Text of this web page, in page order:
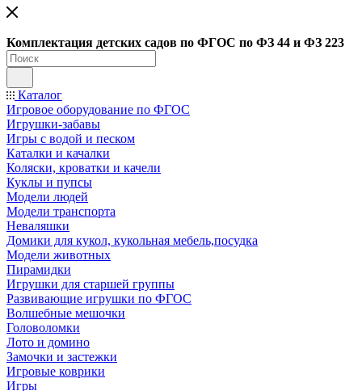
Комплектация детских садов по ФГОC по ФЗ 44 и ФЗ 223
Каталог
Игровое оборудование по ФГОС
Игрушки-забавы
Игры с водой и песком
Каталки и качалки
Коляски, кроватки и качели
Куклы и пупсы
Модели людей
Модели транспорта
Неваляшки
Домики для кукол, кукольная мебель,посудка
Модели животных
Пирамидки
Игрушки для старшей группы
Развивающие игрушки по ФГОС
Волшебные мешочки
Головоломки
Лото и домино
Замочки и застежки
Игровые коврики
Игры